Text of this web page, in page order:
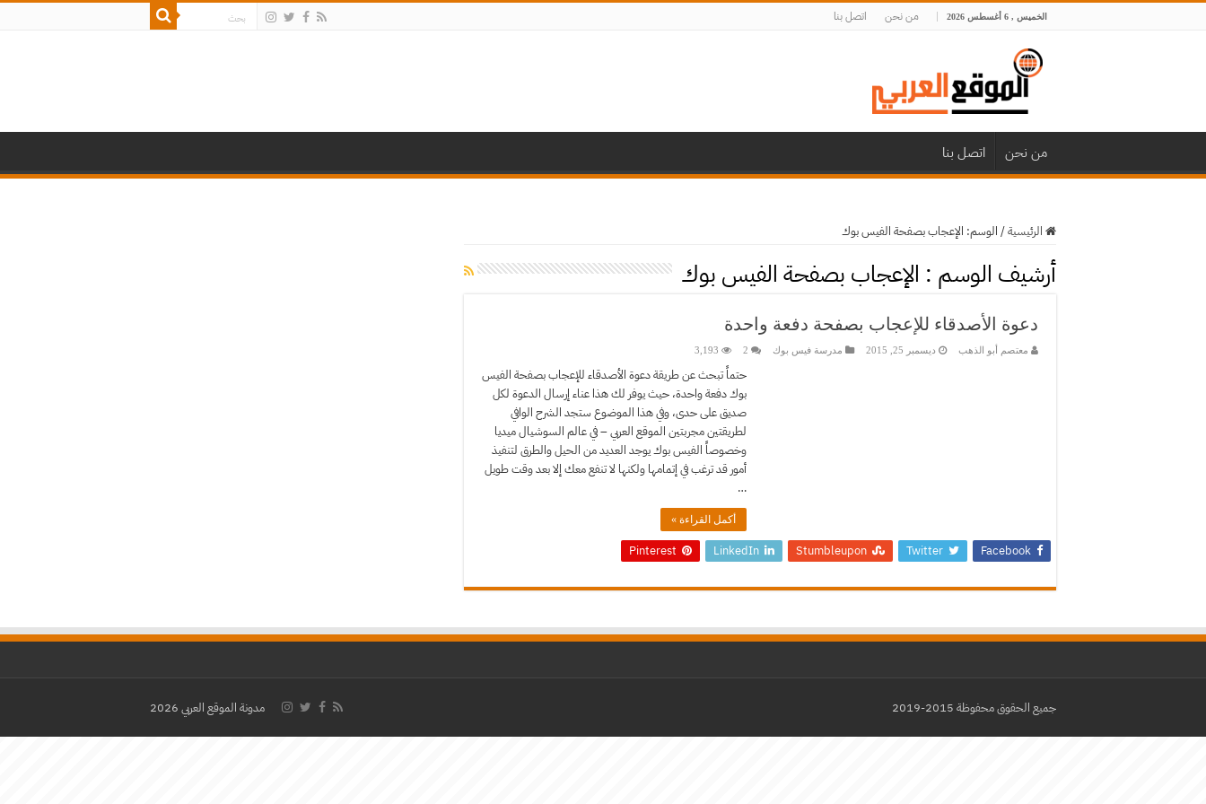
الخميس , 6 أغسطس 2026 من نحن اتصل بنا
من نحن اتصل بنا
الرئيسية/ الوسم: الإعجاب بصفحة الفيس بوك
أرشيف الوسم : الإعجاب بصفحة الفيس بوك
دعوة الأصدقاء للإعجاب بصفحة دفعة واحدة
معتصم أبو الذهب ديسمبر 25, 2015 مدرسة فيس بوك 2
3,193
حتماً تبحث عن طريقة دعوة الأصدقاء للإعجاب بصفحة الفيس
بوك دفعة واحدة، حيث يوفر لك هذا عناء إرسال الدعوة لكل
صديق على حدى، وفي هذا الموضوع ستجد الشرح الوافي
لطريقتين مجربتين الموقع العربي – في عالم السوشيال ميديا
وخصوصاً الفيس بوك يوجد العديد من الحيل والطرق لتنفيذ
أمور قد ترغب في إتمامها ولكنها لا تنفع معك إلا بعد وقت طويل
…
أكمل القراءة »
Facebook
Twitter
Stumbleupon
LinkedIn
Pinterest
مدونة الموقع العربي 2026 جميع الحقوق محفوظة 2015-2019